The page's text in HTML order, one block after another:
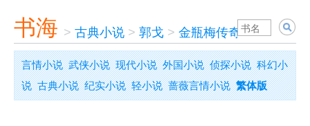
书海 > 古典小说 > 郭戈 > 金瓶梅传奇
言情小说 武侠小说 现代小说 外国小说 侦探小说 科幻小
说 古典小说 纪实小说 轻小说 蔷薇言情小说 繁体版